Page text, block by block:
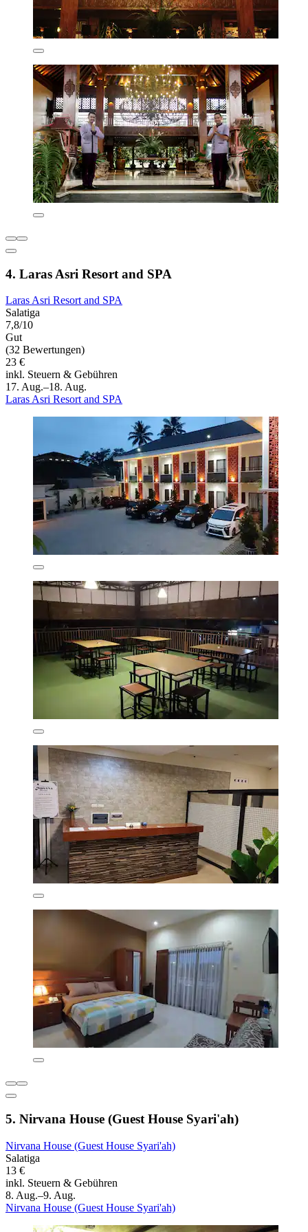
4. Laras Asri Resort and SPA
Laras Asri Resort and SPA
Salatiga
7,8/10
Gut
(32 Bewertungen)
23 €
inkl. Steuern & Gebühren
17. Aug.–18. Aug.
Laras Asri Resort and SPA
5. Nirvana House (Guest House Syari'ah)
Nirvana House (Guest House Syari'ah)
Salatiga
13 €
inkl. Steuern & Gebühren
8. Aug.–9. Aug.
Nirvana House (Guest House Syari'ah)